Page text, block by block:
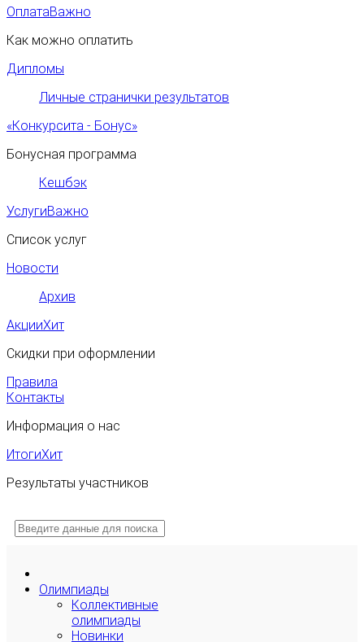
ОплатаВажно
Как можно оплатить
Дипломы
Личные странички результатов
«Конкурсита - Бонус»
Бонусная программа
Кешбэк
УслугиВажно
Список услуг
Новости
Архив
АкцииХит
Скидки при оформлении
Правила
Контакты
Информация о нас
ИтогиХит
Результаты участников
Олимпиады
Коллективные
олимпиады
Новинки